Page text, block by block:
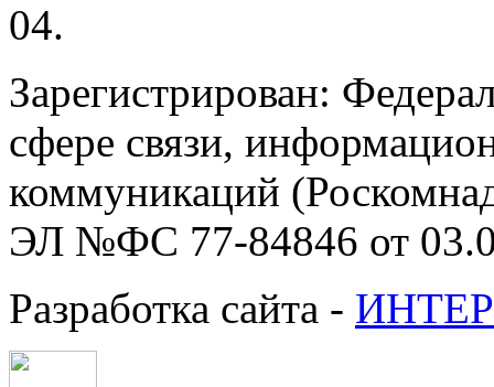
04.
Зарегистрирован:
сфере связи,
коммуникаций
ЭЛ №ФС 77-84846 от
Разработка сайта -